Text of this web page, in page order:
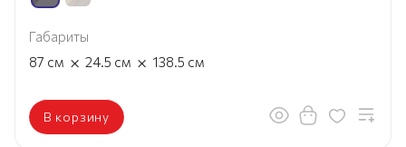
Габариты
87 см × 24.5 см × 138.5 см
В корзину